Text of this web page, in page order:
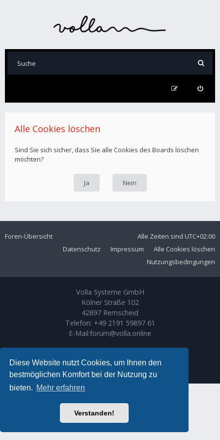
Diese Website nutzt Cookies, um Ihnen den
bestmöglichen Komfort bei der Nutzung zu
bieten. Mehr erfahren
Verstanden!
Alle Cookies löschen
Sind Sie sich sicher, dass Sie alle Cookies des Boards löschen
möchten?
Foren-Übersicht Alle Zeiten sind UTC+02:00
Alle Cookies löschen
Impressum
Datenschutz
Nutzungsbedingungen
Volla Systeme GmbH
Kölner Straße 102
42897 Remscheid
Telefon: +49 2191 59897 61
E-Mail:forum@volla.online
Ariki Theme byGramziu